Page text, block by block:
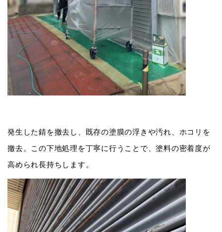
発生した錆を撤去し、既存の塗膜の浮きや汚れ、ホコリを
撤去。この下地処理を丁寧に行うことで、塗料の密着度が
高められ長持ちします。